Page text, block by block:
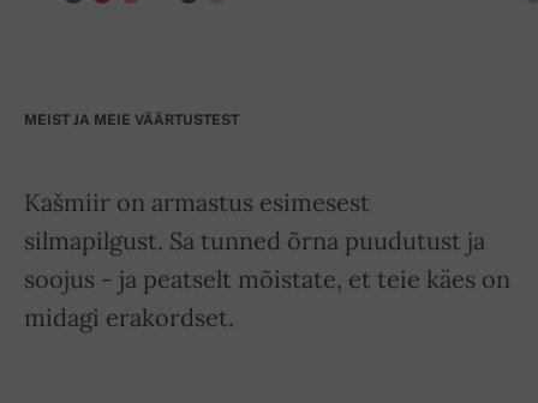
MEIST JA MEIE VÄÄRTUSTEST
Kašmiir on armastus esimesest
silmapilgust. Sa tunned õrna puudutust ja
soojus - ja peatselt mõistate, et teie käes on
midagi erakordset.